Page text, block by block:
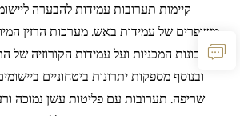
קיימות תערובות עמידות להבערה
משופרים של עמידות באש. מערכות הרזין
התכונות המכניות ועל עמידות הקורוזיה של
ובנוסף מספקות יתרונות ביטחוניים
שריפה. תערובות עם פליטות עשן נמוכה